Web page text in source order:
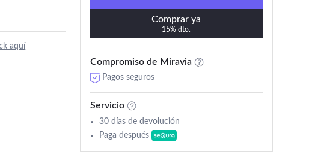
aquí
Comprar ya
15% dto.
Compromiso de Miravia
Pagos seguros
Servicio
30 días de devolución
Paga después